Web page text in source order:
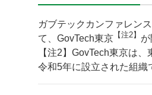
ガブテックカンファレン
て、GovTech東京 【注2】
【注2】GovTech東京は
令和5年に設立された組織